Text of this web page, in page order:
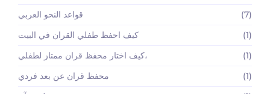
قواعد النحو العربي
(7)
كيف احفظ طفلي القران في البيت
(1)
كيف اختار محفظ قران ممتاز لطفلي،
(1)
محفظ قران عن بعد فردي
(1)